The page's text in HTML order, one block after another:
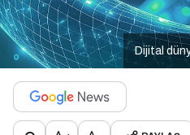
Dijital